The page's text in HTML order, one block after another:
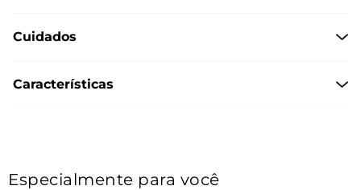
Cuidados
Características
Especialmente para você